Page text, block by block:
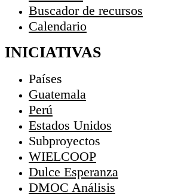
Buscador de recursos
Calendario
INICIATIVAS
Países
Guatemala
Perú
Estados Unidos
Subproyectos
WIELCOOP
Dulce Esperanza
DMOC Análisis